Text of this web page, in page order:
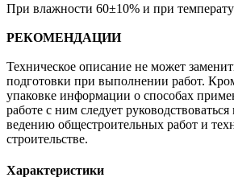
При влажности 60±10% и при
РЕКОМЕНДАЦИИ
Техническое описание не может
подготовки при выполнении работ.
упаковке информации о способах
работе с ним следует
ведению общестроительных работ и
строительстве.
Характеристики